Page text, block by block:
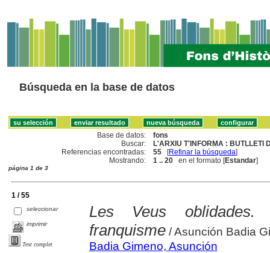
Búsqueda en la base de datos
Base de datos:
fons
Buscar:
L'ARXIU T'INFORMA : BUTLLETI
Referencias encontradas:
55 [Refinar la búsqueda]
Mostrando:
1 .. 20 en el formato [Estandar]
página 1 de 3
1 / 55
seleccionar
imprimir
Text complet
Les Veus oblidades.
franquisme/ Asunción Badia
Badia Gimeno, Asunción